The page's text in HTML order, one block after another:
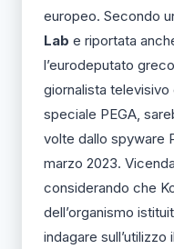
europeo. Secondo
Lab e riportata
l’eurodeputato greco
giornalista
speciale PEGA,
volte dallo spyware
marzo 2023.
considerando che
dell’organismo
indagare sull’utilizzo